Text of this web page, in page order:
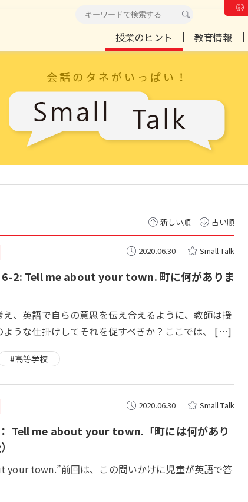
授業のヒント 教育情報
新しい順 古い順
Small Talk
2020.06.30
6-2: Tell me about your town. 町に何がありま
え、英語で自らの意思を伝え合えるように、教師は授
ような仕掛けしてそれを促すべきか？ここでは、 […]
#高等学校
Small Talk
2020.06.30
Tell me about your town.「町には何があり
your town.”前回は、この問いかけに児童が英語で答